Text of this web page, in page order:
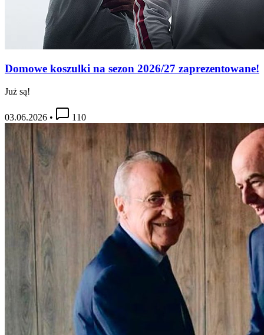
Domowe koszulki na sezon 2026/27 zaprezentowane!
Już są!
03.06.2026 • 110